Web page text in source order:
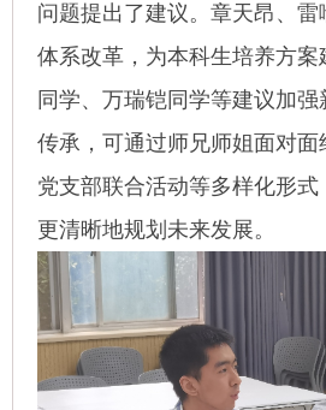
问题提出了建议。章天昂、
体系改革，为本科生培养方案
同学、万瑞铠同学等建议加
传承，可通过师兄师姐面对
党支部联合活动等多样化形式
更清晰地规划未来发展。